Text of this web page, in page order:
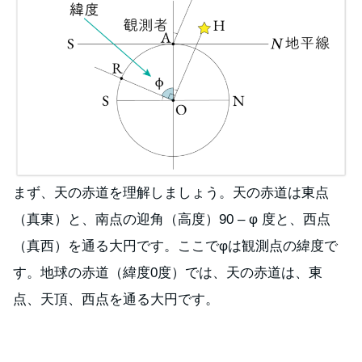
まず、天の赤道を理解しましょう。天の赤道は東点
（真東）と、南点の迎角（高度）90 – φ 度と、西点
（真西）を通る大円です。ここでφは観測点の緯度で
す。地球の赤道（緯度0度）では、天の赤道は、東
点、天頂、西点を通る大円です。